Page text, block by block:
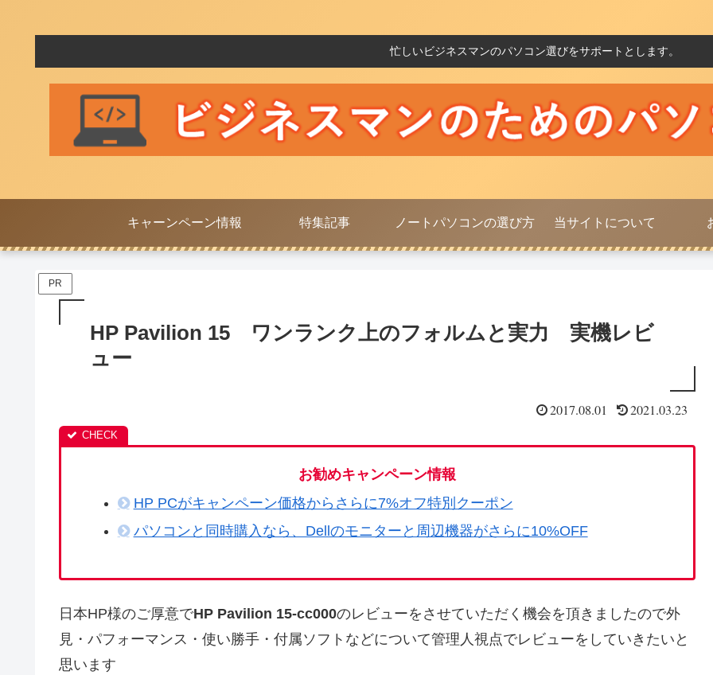
忙しいビジネスマンのパソコン選びをサポートとします。
キャーンペーン情報 特集記事 ノートパソコンの選び方 当サイトについて
PR
HP Pavilion 15 ワンランク上のフォルムと実力 実機レビ
ュー
2017.08.01 2021.03.23
お勧めキャンペーン情報
HP PCがキャンペーン価格からさらに7%オフ特別クーポン
パソコンと同時購入なら、Dellのモニターと周辺機器がさらに10%OFF
日本HP様のご厚意でHP Pavilion 15-cc000のレビューをさせていただく機会を頂きましたので外
見・パフォーマンス・使い勝手・付属ソフトなどについて管理人視点でレビューをしていきたいと
思います